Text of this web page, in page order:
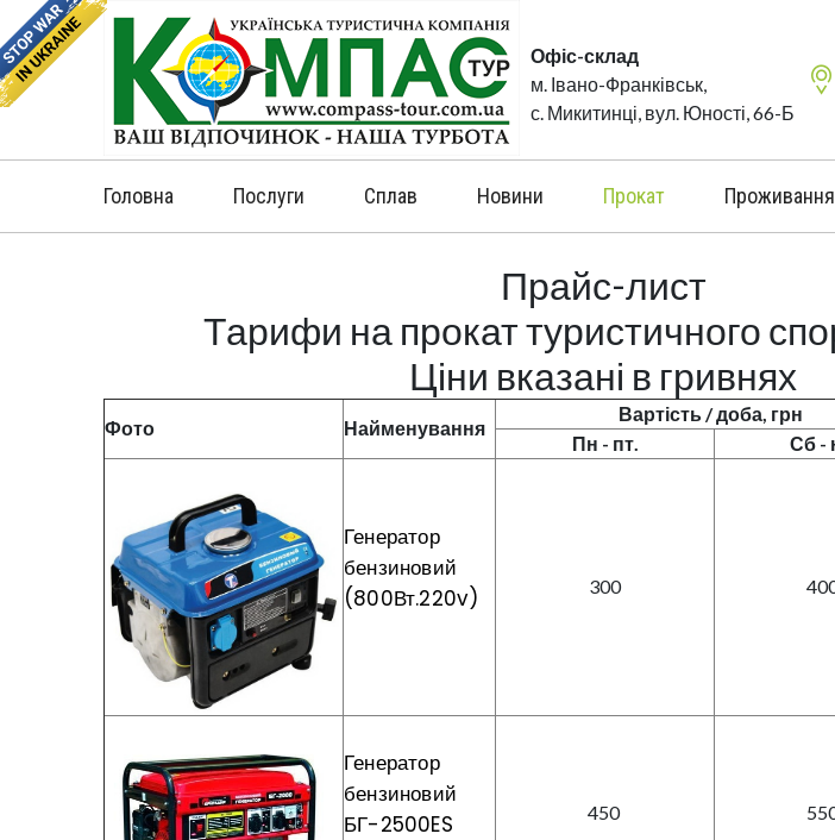
Офіс-склад
м. Івано-Франківськ,
с. Микитинці, вул. Юності, 66-Б
Головна Послуги Сплав Новини Прокат Проживання
Прайс-лист
Тарифи на прокат туристичного
Ціни вказані в гривнях
Фото Найменування
Вартість / доба, грн
Пн - пт. Сб -
Генератор
бензиновий
(800Вт.220v)
300
Генератор
бензиновий
БГ-2500ES
450